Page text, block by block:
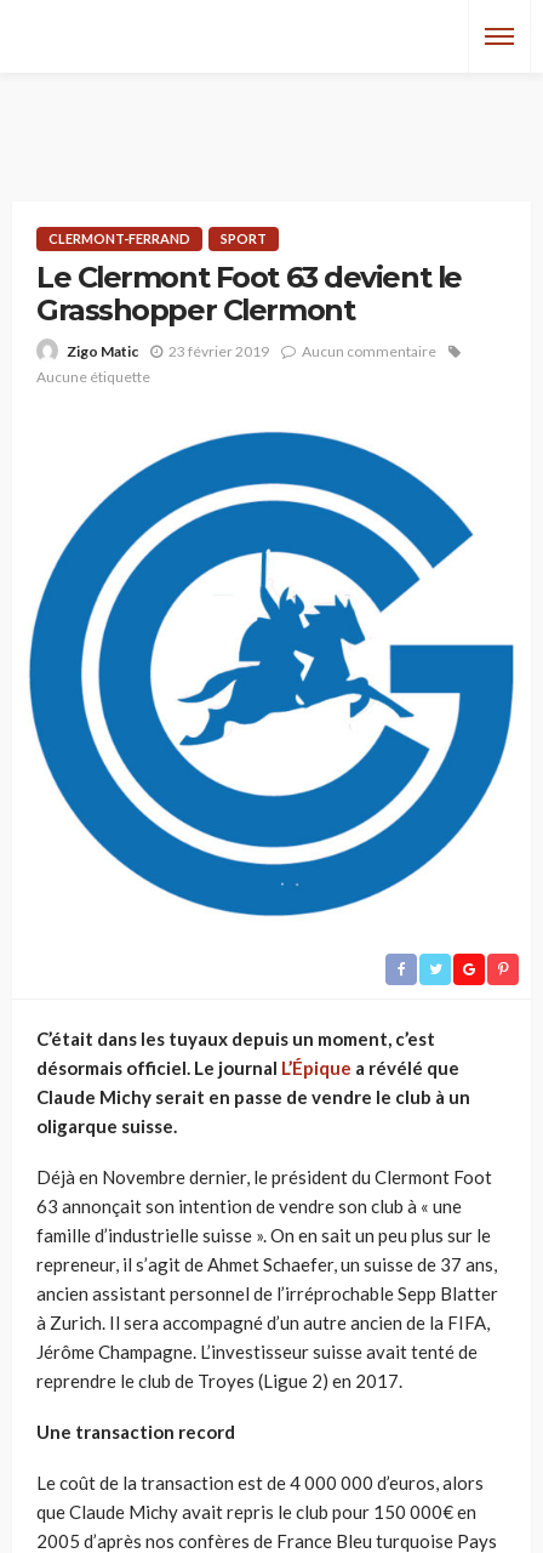
CLERMONT-FERRAND SPORT
Le Clermont Foot 63 devient le
Grasshopper Clermont
Zigo Matic 23 février 2019
Aucun commentaire
Aucune étiquette
C’était dans les tuyaux depuis un moment, c’est
désormais officiel. Le journal L’Épique a révélé que
Claude Michy serait en passe de vendre le club à un
oligarque suisse.
Déjà en Novembre dernier, le président du Clermont Foot
63 annonçait son intention de vendre son club à « une
famille d’industrielle suisse ». On en sait un peu plus sur le
repreneur, il s’agit de Ahmet Schaefer, un suisse de 37 ans,
ancien assistant personnel de l’irréprochable Sepp Blatter
à Zurich. Il sera accompagné d’un autre ancien de la FIFA,
Jérôme Champagne. L’investisseur suisse avait tenté de
reprendre le club de Troyes (Ligue 2) en 2017.
Une transaction record
Le coût de la transaction est de 4 000 000 d’euros, alors
que Claude Michy avait repris le club pour 150 000€ en
2005 d’après nos confères de France Bleu turquoise Pays